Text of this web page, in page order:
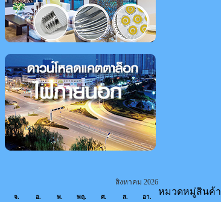
สิงหาคม 2026
จ. อ. พ. พฤ. ศ. ส. อา.
หมวดหมู่สินค้า